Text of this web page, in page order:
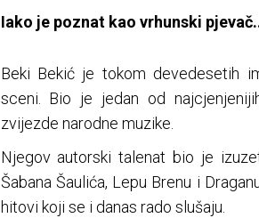
Iako je poznat kao vrhunski
Beki Bekić je tokom devedesetih
sceni. Bio je jedan od
zvijezde narodne muzike.
Njegov autorski talenat bio je
Šabana Šaulića, Lepu Brenu i
hitovi koji se i danas rado slušaju.